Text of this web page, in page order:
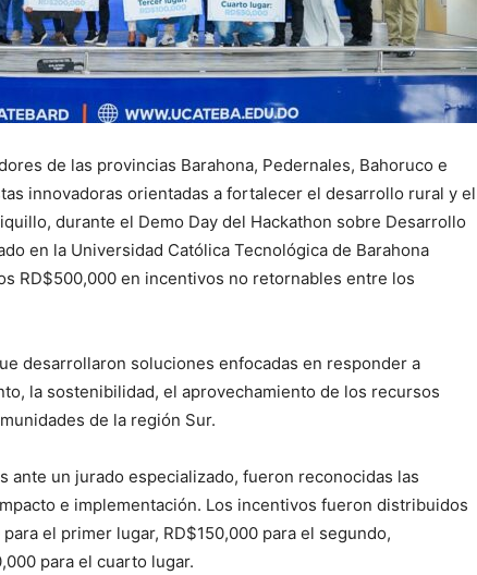
de las provincias Barahona, Pedernales, Bahoruco e
innovadoras orientadas a fortalecer el desarrollo rural y el
durante el Demo Day del Hackathon sobre Desarrollo
en la Universidad Católica Tecnológica de Barahona
RD$500,000 en incentivos no retornables entre los
desarrollaron soluciones enfocadas en responder a
la sostenibilidad, el aprovechamiento de los recursos
de la región Sur.
ante un jurado especializado, fueron reconocidas las
e implementación. Los incentivos fueron distribuidos
el primer lugar, RD$150,000 para el segundo,
para el cuarto lugar.